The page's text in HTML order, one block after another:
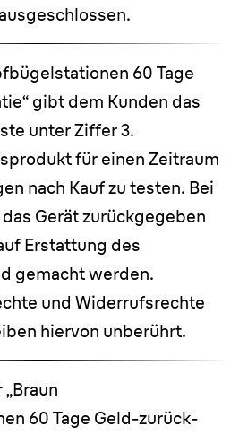
60 Tage
gibt dem Kunden das
unter Ziffer 3.
für einen Zeitraum
nach Kauf zu testen. Bei
Gerät zurückgegeben
Erstattung des
gemacht werden.
und Widerrufsrechte
hiervon unberührt.
60 Tage Geld-zurück-